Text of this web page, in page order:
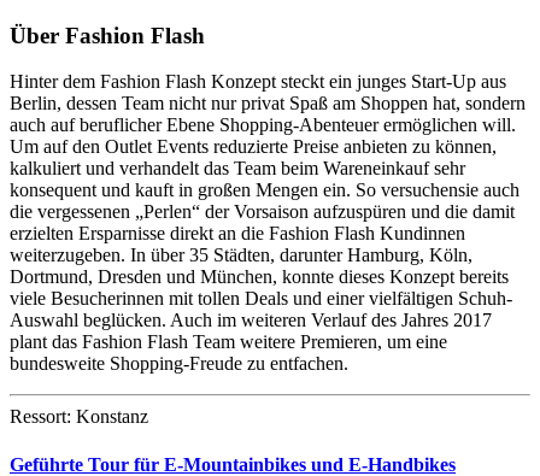
Über Fashion Flash
Hinter dem Fashion Flash Konzept steckt ein junges Start-Up aus
Berlin, dessen Team nicht nur privat Spaß am Shoppen hat, sondern
auch auf beruflicher Ebene Shopping-Abenteuer ermöglichen will.
Um auf den Outlet Events reduzierte Preise anbieten zu können,
kalkuliert und verhandelt das Team beim Wareneinkauf sehr
konsequent und kauft in großen Mengen ein. So versuchensie auch
die vergessenen „Perlen“ der Vorsaison aufzuspüren und die damit
erzielten Ersparnisse direkt an die Fashion Flash Kundinnen
weiterzugeben. In über 35 Städten, darunter Hamburg, Köln,
Dortmund, Dresden und München, konnte dieses Konzept bereits
viele Besucherinnen mit tollen Deals und einer vielfältigen Schuh-
Auswahl beglücken. Auch im weiteren Verlauf des Jahres 2017
plant das Fashion Flash Team weitere Premieren, um eine
bundesweite Shopping-Freude zu entfachen.
Ressort: Konstanz
Geführte Tour für E-Mountainbikes und E-Handbikes